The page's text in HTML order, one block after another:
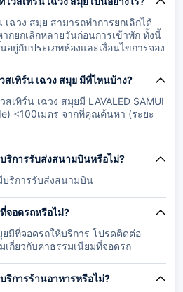
เฉวง สมุย สามารถทำการยกเลิกได้
กยกเลิกหลายวันก่อนการเข้าพัก ทั้งนี้
อยู่กับประเภทห้องและเงื่อนไขการจอง
สเทิร์น เฉวง สมุย มีที่ไหนบ้าง?
สเทิร์น เฉวง สมุยมี LAVALED SAMUI
<100เมตร จากที่คุณค้นหา (ระยะ
บริการรับส่งสนามบินหรือไม่?
บริการรับส่งสนามบิน
จอดรถหรือไม่?
ยมีที่จอดรถให้บริการ โปรดติดต่อ
เกี่ยวกับค่าธรรมเนียมที่จอดรถ
ริการร้านอาหารหรือไม่?